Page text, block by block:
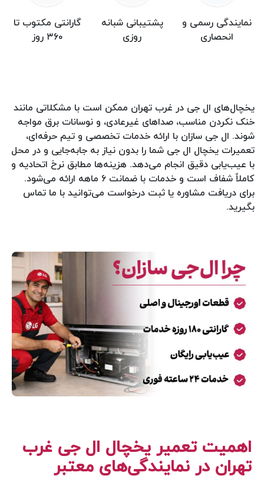
نمایندگی رسمی و
انحصاری
پشتیبانی شبانه
روزی
گارانتی مکتوب تا
۳۶۰ روز
یخچال‌های ال جی در غرب تهران ممکن است با مشکلاتی مانند
خنک نکردن مناسب، صداهای غیرعادی، و نوسانات برق مواجه
شوند. ال جی سازان با ارائه خدمات تخصصی و تیم حرفه‌ای،
تعمیرات یخچال ال جی شما را بدون نیاز به جابه‌جایی و در محل
با عیب‌یابی دقیق انجام می‌دهد. هزینه‌ها مطابق نرخ اتحادیه و
کاملاً شفاف است و خدمات با ضمانت ۶ ماهه ارائه می‌شود.
برای دریافت مشاوره یا ثبت درخواست می‌توانید با ما تماس
بگیرید.
اهمیت تعمیر یخچال ال جی غرب
تهران در نمایندگی‌های معتبر